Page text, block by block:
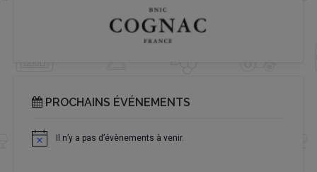
PROCHAINS ÉVÉNEMENTS
Notice Il n’y a pas d’évènements à venir.